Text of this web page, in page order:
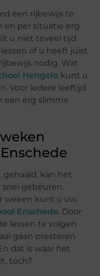
een rijbewijs te
en per situatie erg
u niet teveel tijd
of u heeft juist
nodig. Wat
Hengelo kunt u
Voor iedere leeftijd
een erg slimme
kan het
snel gebeuren.
weken kunt u uw
Enschede. Door
lessen te volgen
gaan presteren
dat is waar het
toch?